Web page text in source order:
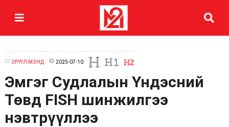
ЭРҮҮЛ МЭНД 2025-07-10
Эмгэг Судлалын Үндэсний
Төвд FISH шинжилгээ
нэвтрүүллээ